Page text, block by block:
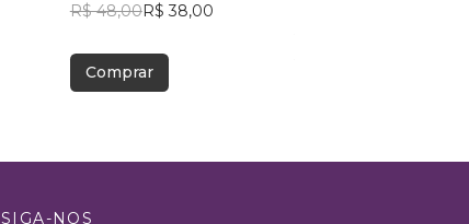
R$ 48,00R$ 38,00
Comprar
SIGA-NOS